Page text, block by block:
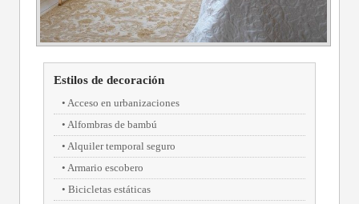
Estilos de decoración
Acceso en urbanizaciones
Alfombras de bambú
Alquiler temporal seguro
Armario escobero
Bicicletas estáticas